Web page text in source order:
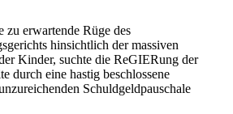
erwartende Rüge des
hinsichtlich der massiven
Kinder, suchte die ReGIERung der
durch eine hastig beschlossene
Schuldgeldpauschale